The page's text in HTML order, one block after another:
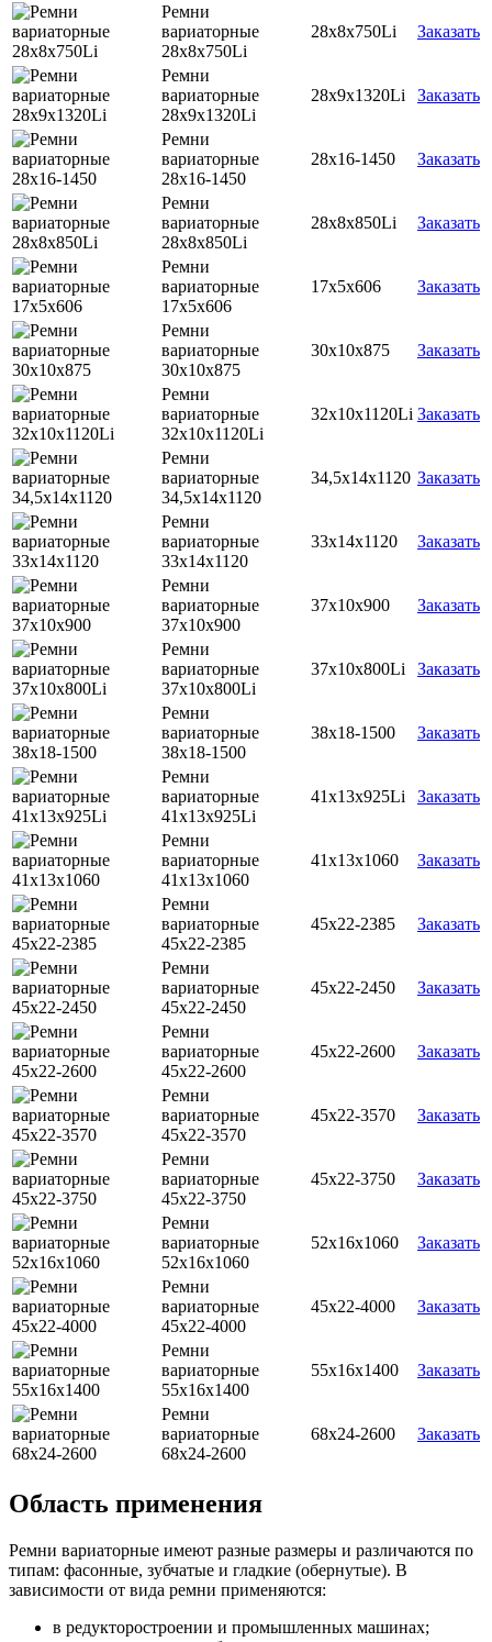
Ремни
вариаторные
28х8х750Li
28х8х750Li Заказать
Ремни
вариаторные
28х9х1320Li
28х9х1320Li Заказать
Ремни
вариаторные
28х16-1450
28х16-1450 Заказать
Ремни
вариаторные
28х8х850Li
28х8х850Li Заказать
Ремни
вариаторные
17х5х606
17х5х606 Заказать
Ремни
вариаторные
30х10х875
30х10х875 Заказать
Ремни
вариаторные
32х10х1120Li
32х10х1120Li Заказать
Ремни
вариаторные
34,5х14х1120
34,5х14х1120 Заказать
Ремни
вариаторные
33х14х1120
33х14х1120 Заказать
Ремни
вариаторные
37х10х900
37х10х900 Заказать
Ремни
вариаторные
37х10х800Li
37х10х800Li Заказать
Ремни
вариаторные
38х18-1500
38х18-1500 Заказать
Ремни
вариаторные
41х13х925Li
41х13х925Li Заказать
Ремни
вариаторные
41х13х1060
41х13х1060 Заказать
Ремни
вариаторные
45х22-2385
45х22-2385 Заказать
Ремни
вариаторные
45х22-2450
45х22-2450 Заказать
Ремни
вариаторные
45х22-2600
45х22-2600 Заказать
Ремни
вариаторные
45х22-3570
45х22-3570 Заказать
Ремни
вариаторные
45х22-3750
45х22-3750 Заказать
Ремни
вариаторные
52х16х1060
52х16х1060 Заказать
Ремни
вариаторные
45х22-4000
45х22-4000 Заказать
Ремни
вариаторные
55х16х1400
55х16х1400 Заказать
Ремни
вариаторные
68х24-2600
68х24-2600 Заказать
Область применения
Ремни вариаторные имеют разные размеры и различаются по
типам: фасонные, зубчатые и гладкие (обернутые). В
зависимости от вида ремни применяются:
в редукторостроении и промышленных машинах;